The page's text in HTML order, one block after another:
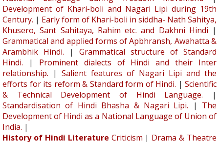
Development of Khari-boli and Nagari Lipi during 19th
Century. | Early form of Khari-boli in siddha- Nath Sahitya,
Khusero, Sant Sahitaya, Rahim etc. and Dakhni Hindi |
Grammatical and applied forms of Apbhransh, Awahatta &
Arambhik Hindi. | Grammatical structure of Standard
Hindi. | Prominent dialects of Hindi and their Inter
relationship. | Salient features of Nagari Lipi and the
efforts for its reform & Standard form of Hindi. | Scientific
& Technical Development of Hindi Language. |
Standardisation of Hindi Bhasha & Nagari Lipi. | The
Development of Hindi as a National Language of Union of
India. |
History of Hindi Literature Criticism | Drama & Theatre